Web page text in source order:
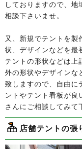
しておりますので、
相談下さいませ。
又、新規でテントを製
状、デザインなどを最
テントの形状などは上
外の形状やデザインな
致しますので、自由に
ントやテント看板が良
さんにご相談してみて
店舗テントの張